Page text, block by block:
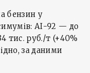
бензин у
АІ-92 — до
тис. руб./т (+40%
за даними